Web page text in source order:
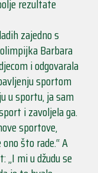
rezultate
zajedno s
Barbara
i odgovarala
sportom
u sportu, ja sam
i zavoljela ga.
sportove,
što rade.“ A
„I mi u džudu se